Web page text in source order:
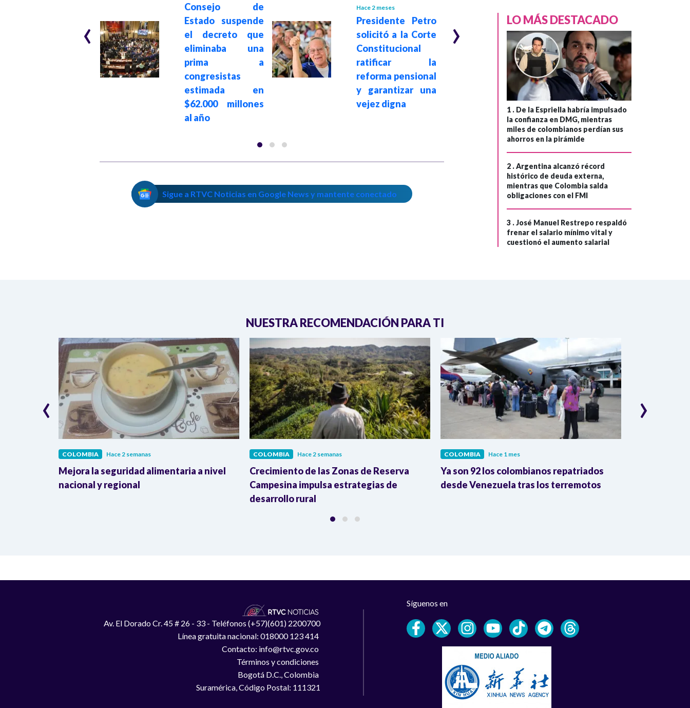
pasado la vida
trabajando y
Consejo de
Estado suspende
el decreto que
eliminaba una
prima a
congresistas
estimada en
$62.000 millones
al año
Hace 2 meses
Presidente Petro
solicitó a la Corte
Constitucional
ratificar la
reforma pensional
y garantizar una
vejez digna
Consejo de
Estado que
resuelva el limbo
judicial que
paraliza la
protección del
agua en la Sabana
de Bogotá
‹ ›
Sigue a RTVC Noticias en Google News y mantente conectado
LO MÁS DESTACADO
1 . De la Espriella habría impulsado
la confianza en DMG, mientras
miles de colombianos perdían sus
ahorros en la pirámide
2 .Argentina alcanzó récord
histórico de deuda externa,
mientras que Colombia salda
obligaciones con el FMI
3 .José Manuel Restrepo respaldó
frenar el salario mínimo vital y
cuestionó el aumento salarial
NUESTRA RECOMENDACIÓN PARA TI
COLOMBIA Hace 2 semanas
Mejora la seguridad alimentaria a nivel
nacional y regional
COLOMBIA Hace 2 semanas
Crecimiento de las Zonas de Reserva
Campesina impulsa estrategias de
desarrollo rural
COLOMBIA Hace 1 mes
Ya son 92 los colombianos repatriados
desde Venezuela tras los terremotos
‹ ›
Av. El Dorado Cr. 45 # 26 - 33 - Teléfonos (+57)(601) 2200700
Línea gratuita nacional: 018000 123 414
Contacto: info@rtvc.gov.co
Términos y condiciones
Bogotá D.C., Colombia
Suramérica, Código Postal: 111321
Síguenos en